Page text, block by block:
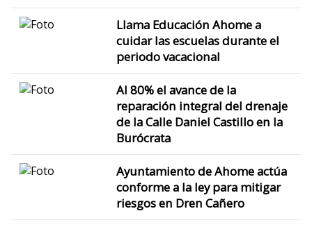
Llama Educación Ahome a
cuidar las escuelas durante el
periodo vacacional
Al 80% el avance de la
reparación integral del drenaje
de la Calle Daniel Castillo en la
Burócrata
Ayuntamiento de Ahome actúa
conforme a la ley para mitigar
riesgos en Dren Cañero